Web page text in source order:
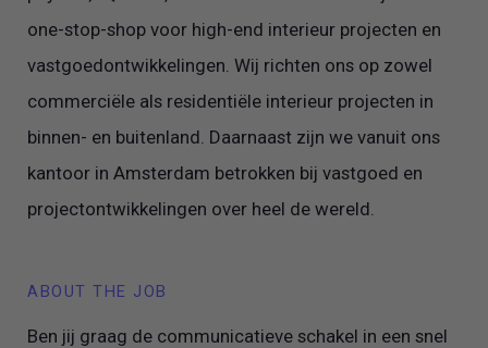
one-stop-shop voor high-end interieur projecten en
vastgoedontwikkelingen. Wij richten ons op zowel
commerciële als residentiële interieur projecten in
binnen- en buitenland. Daarnaast zijn we vanuit ons
kantoor in Amsterdam betrokken bij vastgoed en
projectontwikkelingen over heel de wereld.
ABOUT THE JOB
Ben jij graag de communicatieve schakel in een snel